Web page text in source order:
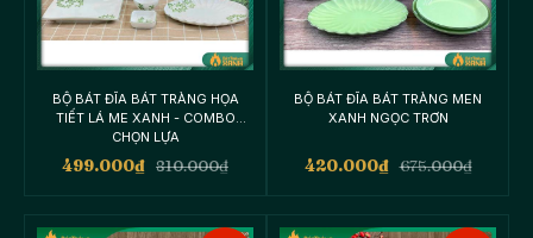
BỘ BÁT ĐĨA BÁT TRÀNG HỌA
TIẾT LÁ ME XANH - COMBO
CHỌN LỰA
499.000₫ 810.000₫
BỘ BÁT ĐĨA BÁT TRÀNG MEN
XANH NGỌC TRƠN
420.000₫ 675.000₫